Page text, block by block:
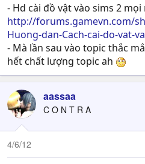
- Hd cài đồ vật vào sims 2
http://forums.gamevn.com/
Huong-dan-Cach-cai-do-vat-
- Mà lần sau vào topic thắc
hết chất lượng topic ah
aassaa
C O N T R A
4/6/12